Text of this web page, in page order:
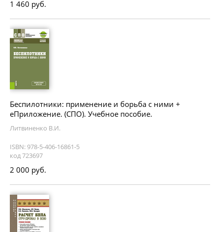
1 460 руб.
Беспилотники: применение и борьба с ними +
еПриложение. (СПО). Учебное пособие.
Литвиненко В.И.
ISBN: 978-5-406-16861-5
код 723697
2 000 руб.